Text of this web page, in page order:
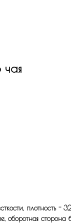
плотность -
оборотная сторона